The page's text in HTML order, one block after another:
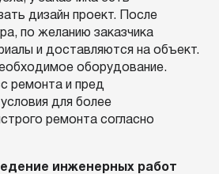
дизайн проект. После
по желанию заказчика
и доставляются на объект.
оборудование.
ремонта и пред
для более
ремонта согласно
инженерных работ